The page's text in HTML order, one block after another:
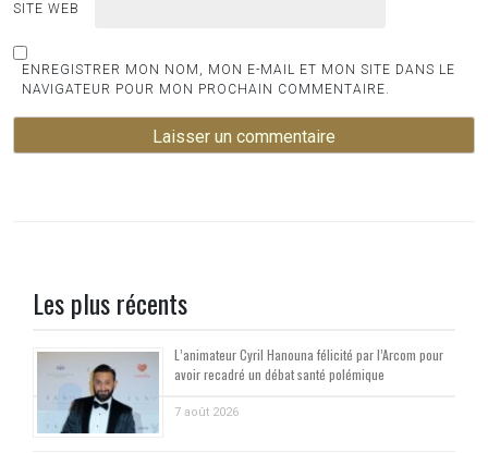
SITE WEB
ENREGISTRER MON NOM, MON E-MAIL ET MON SITE DANS LE
NAVIGATEUR POUR MON PROCHAIN COMMENTAIRE.
Les plus récents
L’animateur Cyril Hanouna félicité par l’Arcom pour
avoir recadré un débat santé polémique
7 août 2026